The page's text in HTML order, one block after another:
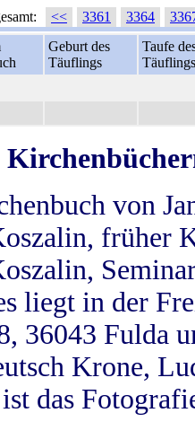
<< 3361 3364
Geburt des
Täuflings
Taufe
Täuflings
von
früher
liegt in der
36043 Fulda
Krone,
das